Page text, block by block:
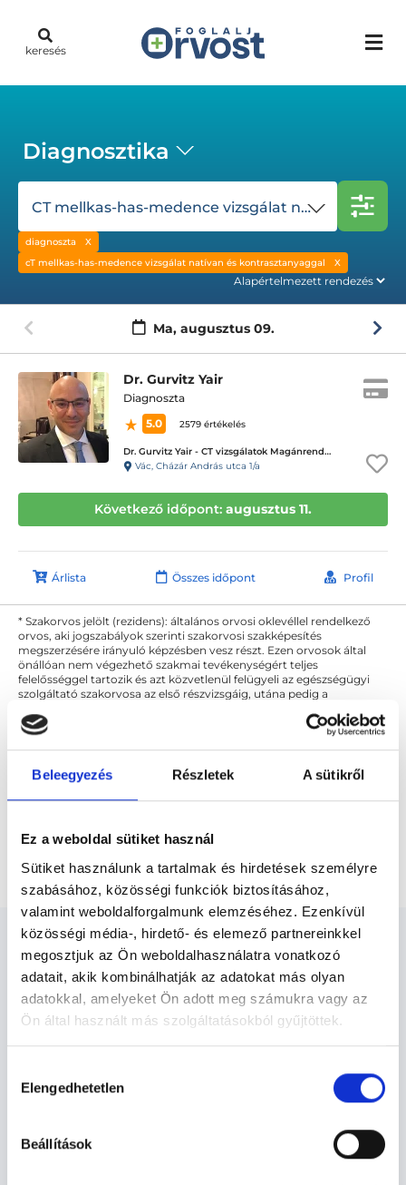
Beleegyezés Részletek A sütikről
Ez a weboldal sütiket használ
Sütiket használunk a tartalmak és hirdetések személyre
szabásához, közösségi funkciók biztosításához,
valamint weboldalforgalmunk elemzéséhez. Ezenkívül
közösségi média-, hirdető- és elemező partnereinkkel
megosztjuk az Ön weboldalhasználatra vonatkozó
adatait, akik kombinálhatják az adatokat más olyan
adatokkal, amelyeket Ön adott meg számukra vagy az
Ön által használt más szolgáltatásokból gyűjtöttek.
szabályzat:https://foglaljorvost.hu/info/foglaljorvost-
kiválasztása
Elengedhetetlen
Beállítások
keresés
Diagnosztika
CT mellkas-has-medence vizsgálat natívan és kontrasztanyaggal
diagnoszta
cT mellkas-has-medence vizsgálat natívan és kontrasztanyaggal
Ma, augusztus 09.
Dr. Gurvitz Yair
Diagnoszta
5.0
2579 értékelés
Dr. Gurvitz Yair - CT vizsgálatok Magánrendelése
Vác, Cházár András utca 1/a
Következő időpont: augusztus 11.
Árlista Összes időpont Profil
* Szakorvos jelölt (rezidens): általános orvosi oklevéllel rendelkező
orvos, aki jogszabályok szerinti szakorvosi szakképesítés
megszerzésére irányuló képzésben vesz részt. Ezen orvosok által
önállóan nem végezhető szakmai tevékenységért teljes
felelősséggel tartozik és azt közvetlenül felügyeli az egészségügyi
szolgáltató szakorvosa az első részvizsgáig, utána pedig a
felelősségét kizárja esetleges névazonosságért bármely szakorvos
és szakorvosjelölt esetén.
Főoldal Diagnoszta
CT mellkas-has-medence vizsgálat natívan és
Diagnoszta - Diagnosztika
Diagnosztika TERÜLETHEZ KAPCSOLÓDÓ